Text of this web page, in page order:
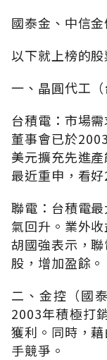
國泰金、中信
以下就上榜的
一、晶圓代工
台積電：市場
董事會已於
美元擴充先進
最近重申，看
聯電：台積電
氣回升。業外
胡國強表示，
股，增加盈餘。
二、金控（國
2003年積極打
獲利。同時，
手競爭。